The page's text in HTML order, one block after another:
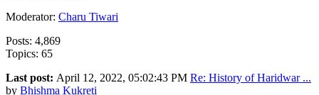
Moderator: Charu Tiwari
Posts: 4,869
Topics: 65
Last post: April 12, 2022, 05:02:43 PM Re: History of Haridwar ...
by Bhishma Kukreti